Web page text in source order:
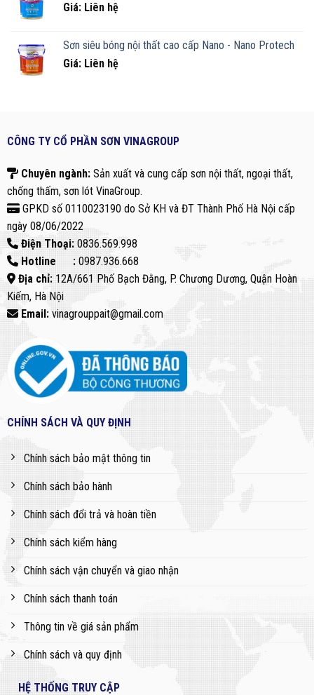
Giá: Liên hệ
Sơn siêu bóng nội thất cao cấp Nano - Nano Protech
Giá: Liên hệ
CÔNG TY CỔ PHẦN SƠN VINAGROUP
Chuyên ngành: Sản xuất và cung cấp sơn nội thất, ngoại thất,
chống thấm, sơn lót VinaGroup.
GPKD số 0110023190 do Sở KH và ĐT Thành Phố Hà Nội cấp
ngày 08/06/2022
Điện Thoại:0836.569.998
Hotline : 0987.936.668
Địa chỉ:12A/661 Phố Bạch Đằng, P. Chương Dương, Quận Hoàn
Kiếm, Hà Nội
Email:vinagrouppait@gmail.com
CHÍNH SÁCH VÀ QUY ĐỊNH
Chính sách bảo mật thông tin
Chính sách bảo hành
Chính sách đổi trả và hoàn tiền
Chính sách kiểm hàng
Chính sách vận chuyển và giao nhận
Chính sách thanh toán
Thông tin về giá sản phẩm
Chính sách và quy định
HỆ THỐNG TRUY CẬP